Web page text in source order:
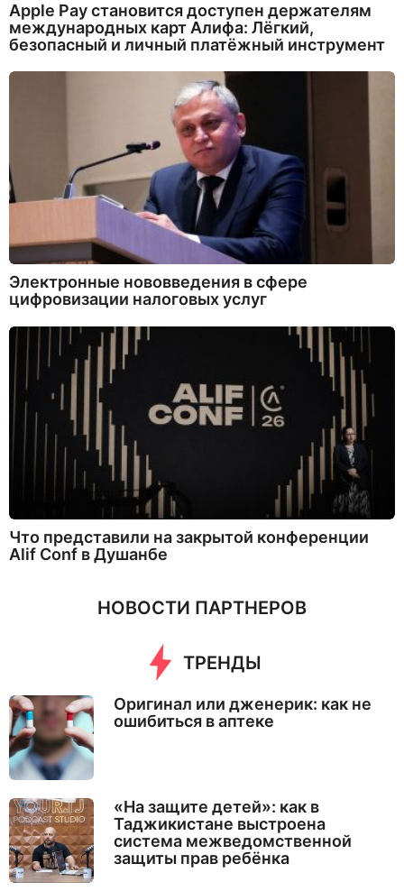
Apple Pay становится доступен держателям
международных карт Алифа: Лёгкий,
безопасный и личный платёжный инструмент
Электронные нововведения в сфере
цифровизации налоговых услуг
Что представили на закрытой конференции
Alif Conf в Душанбе
НОВОСТИ ПАРТНЕРОВ
ТРЕНДЫ
Оригинал или дженерик: как не
ошибиться в аптеке
«На защите детей»: как в
Таджикистане выстроена
система межведомственной
защиты прав ребёнка